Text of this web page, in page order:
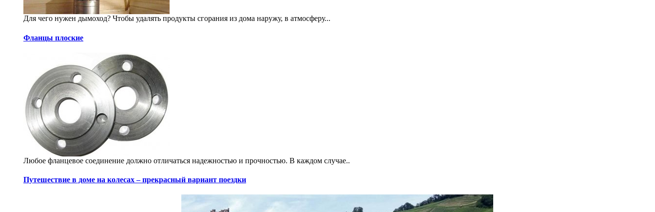
Для чего нужен дымоход? Чтобы удалять продукты сгорания из дома наружу, в атмосферу...
Фланцы плоские
Любое фланцевое соединение должно отличаться надежностью и прочностью. В каждом случае..
Путешествие в доме на колесах – прекрасный вариант поездки